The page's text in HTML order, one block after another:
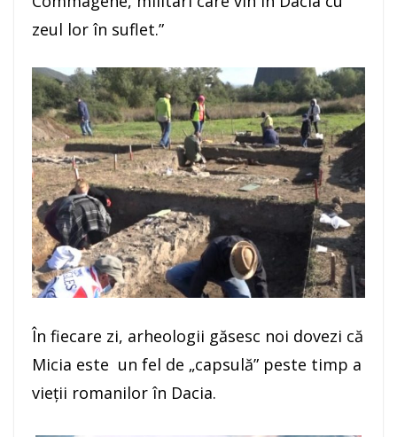
zeul lor în suflet.”
În fiecare zi, arheologii găsesc noi dovezi că
Micia este un fel de „capsulă” peste timp a
vieţii romanilor în Dacia.